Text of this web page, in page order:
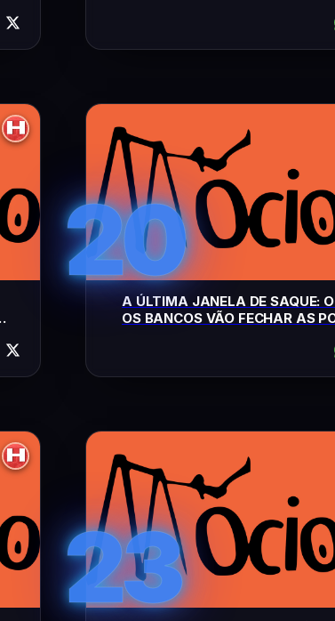
20
A ÚLTIMA JANELA DE SAQUE:
OS BANCOS VÃO FECHAR AS
23